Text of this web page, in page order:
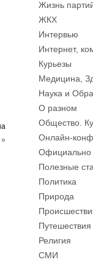
»
Жизнь
ЖКХ
Интервью
Интернет,
Курьезы
Медицина,
Наука и
О разном
Общество.
Онлайн-
Официально
Полезные
Политика
Природа
Путешествия
Религия
СМИ